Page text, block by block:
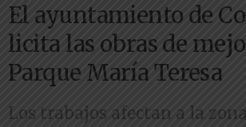
El ayuntamiento de
licita las obras de
Parque María Teresa
Los trabajos afectan a la